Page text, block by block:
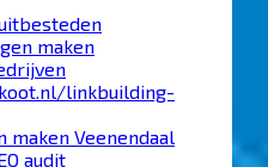
maken
linkbuilding-
maken Veenendaal
audit